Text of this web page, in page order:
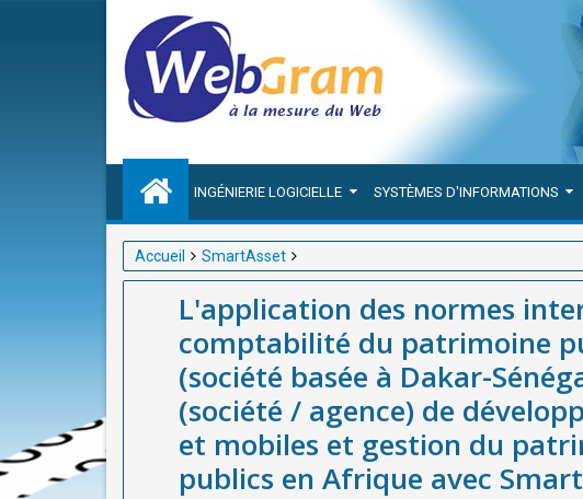
INGÉNIERIE LOGICIELLE SYSTÈMES D'INFORMATIONS
Accueil
SmartAsset
L'application des normes internationales IPSAS à la
basée à Dakar-Sénégal), meilleure entreprise (société /
gestion du patrimoine et des équipements publics en Afrique
L'application des normes
comptabilité du patrimoine
(société basée à Dakar-
(société / agence) de
et mobiles et gestion du
publics en Afrique avec